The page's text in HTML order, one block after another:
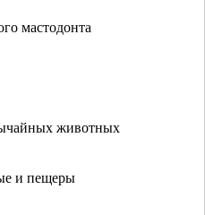
мастодонта
животных
и пещеры